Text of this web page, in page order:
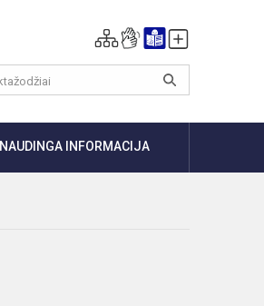
NAUDINGA INFORMACIJA